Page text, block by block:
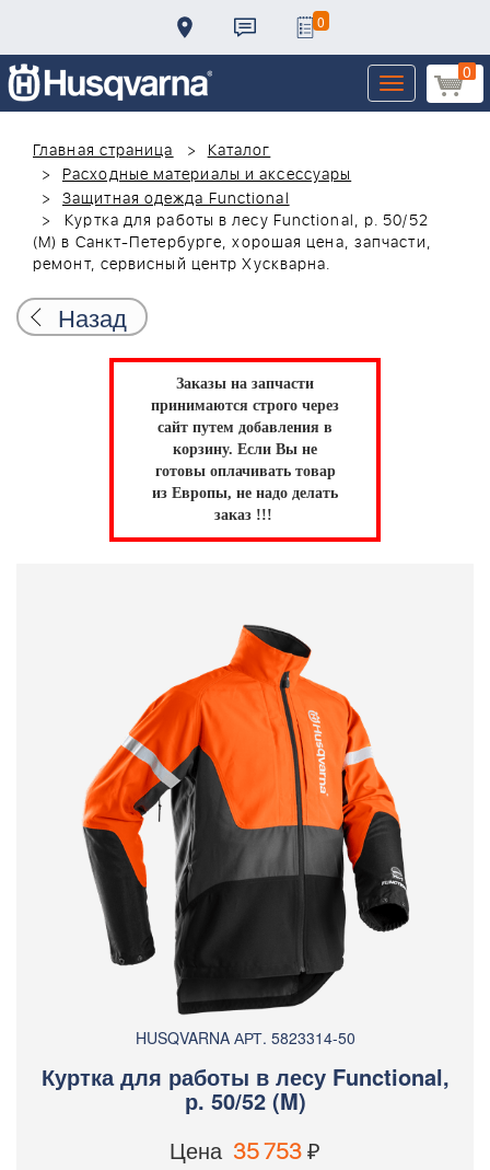
0
0
Toggle
navigation
Главная страница
Каталог
Расходные материалы и аксессуары
Защитная одежда Functional
Куртка для работы в лесу Functional, р. 50/52
(M) в Санкт-Петербурге, хорошая цена, запчасти,
ремонт, сервисный центр Хускварна.
Назад
Заказы на запчасти
принимаются строго через
сайт путем добавления в
корзину. Если Вы не
готовы оплачивать товар
из Европы, не надо делать
заказ !!!
HUSQVARNA АРТ. 5823314-50
Куртка для работы в лесу Functional,
р. 50/52 (M)
Цена 35 753₽